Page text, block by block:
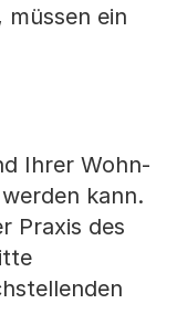
ein
Ihrer Wohn-
kann.
Praxis des